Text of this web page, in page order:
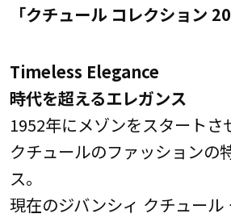
「クチュール コレクション
Timeless Elegance
時代を超えるエレガンス
1952年にメゾンをスタートさ
クチュールのファッションの
ス。
現在のジバンシィ クチュール